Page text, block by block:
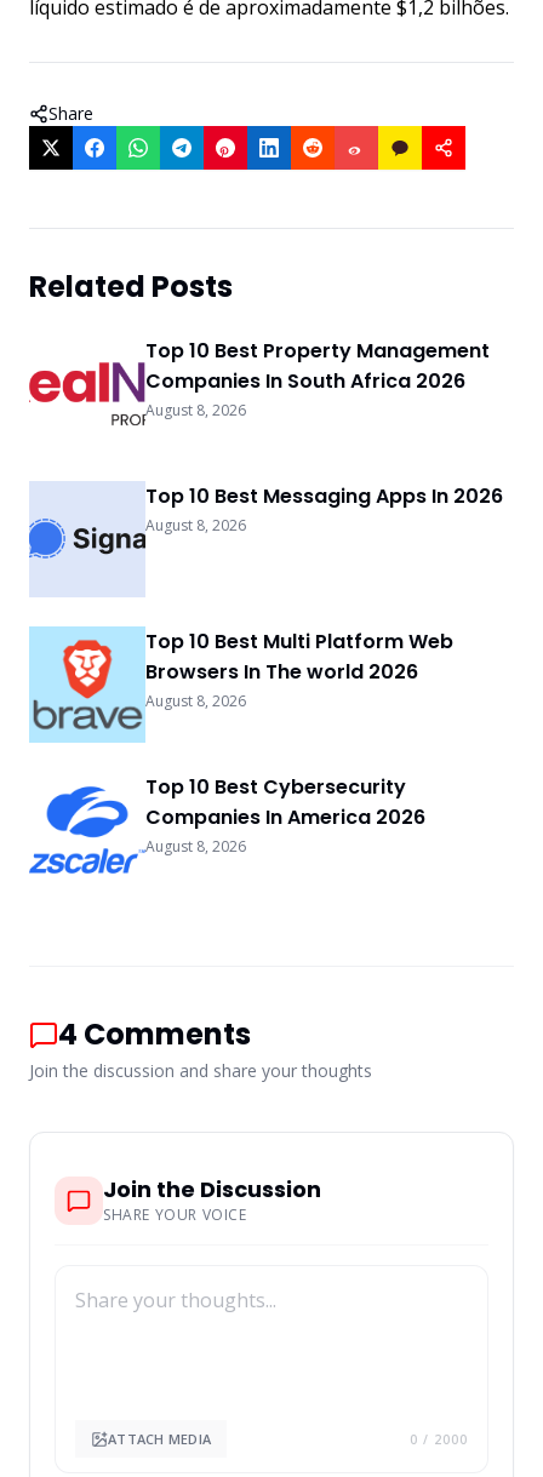
líquido estimado é de aproximadamente $1,2 bilhões.
Share
Related Posts
Top 10 Best Property Management
Companies In South Africa 2026
August 8, 2026
Top 10 Best Messaging Apps In 2026
August 8, 2026
Top 10 Best Multi Platform Web
Browsers In The world 2026
August 8, 2026
Top 10 Best Cybersecurity
Companies In America 2026
August 8, 2026
4 Comments
Join the discussion and share your thoughts
Join the Discussion
SHARE YOUR VOICE
ATTACH MEDIA 0 / 2000